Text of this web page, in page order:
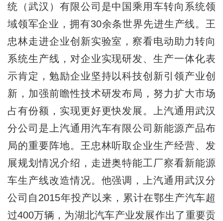
统（武汉）有限公司是中国乘用车转向系统领
域领军企业，拥有30余条世界先进生产线。王
忠林走进企业创新实验室，察看电动助力转向
系统生产线，对企业实现研发、生产一体化表
示肯定，勉励企业坚持以科技创新引领产业创
新，加强前瞻性技术研发布局，努力扩大市场
占有份额，实现更好更快发展。上汽通用武汉
分公司是上汽通用汽车有限公司新能源产品布
局的重要阵地。王忠林听取企业生产经营、发
展规划情况介绍，走进奥特能工厂察看新能源
车生产线改造情况。他强调，上汽通用武汉分
公司自2015年投产以来，累计在鄂生产汽车超
过400万辆，为湖北汽车产业发展作出了重要贡